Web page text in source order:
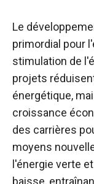
Le
primordial pour
stimulation de
projets
énergétique,
croissance
des carrières
moyens
l'énergie verte
baisse,